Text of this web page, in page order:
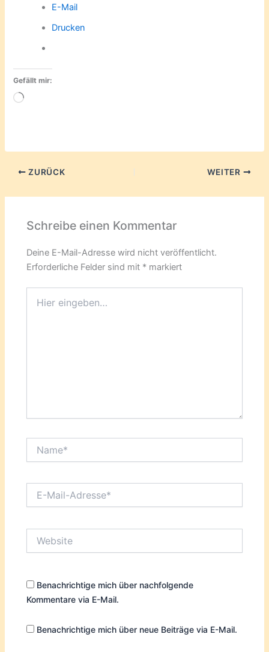
E-Mail
Drucken
Gefällt mir:
Wird
ZURÜCK WEITER
Schreibe einen Kommentar
Deine E-Mail-Adresse wird nicht veröffentlicht.
Erforderliche Felder sind mit * markiert
eingeben…
Mail-
Benachrichtige mich über nachfolgende
Kommentare via E-Mail.
Benachrichtige mich über neue Beiträge via E-Mail.